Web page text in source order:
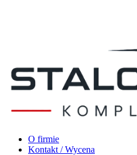
O firmie
Kontakt / Wycena